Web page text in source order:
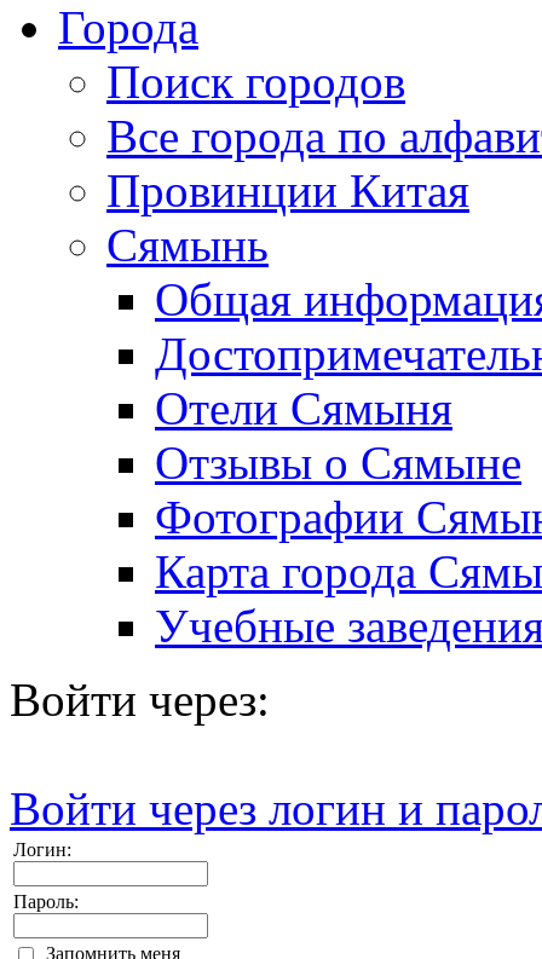
Города
Поиск городов
Все города по
Провинции Китая
Сямынь
Общая
Отели Сямыня
Отзывы о Сямыне
Фотографии
Карта города
Учебные
Войти через:
Войти через логин и
Логин:
Пароль:
Запомнить меня